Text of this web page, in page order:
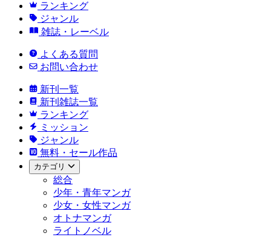
ランキング
ジャンル
雑誌・レーベル
よくある質問
お問い合わせ
新刊一覧
新刊雑誌一覧
ランキング
ミッション
ジャンル
無料・セール作品
カテゴリ
総合
少年・青年マンガ
少女・女性マンガ
オトナマンガ
ライトノベル